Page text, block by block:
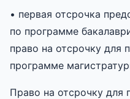
• первая отсрочка
по программе
право на отсрочку для
программе
Право на отсрочку для